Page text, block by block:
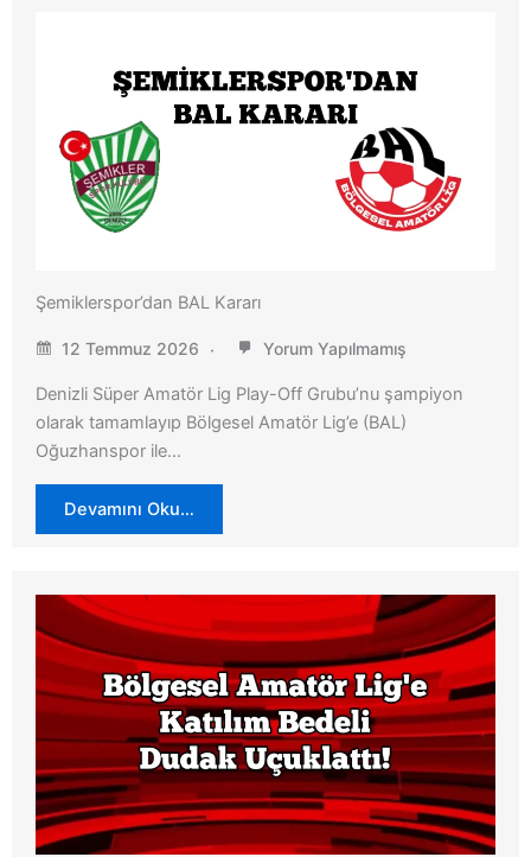
Şemiklerspor’dan BAL Kararı
12 Temmuz 2026 Yorum Yapılmamış
Denizli Süper Amatör Lig Play-Off Grubu’nu şampiyon
olarak tamamlayıp Bölgesel Amatör Lig’e (BAL)
Oğuzhanspor ile…
Devamını Oku…